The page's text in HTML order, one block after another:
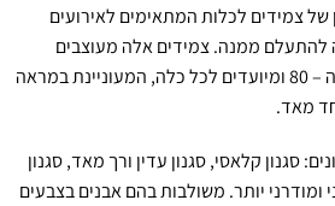
מציע מגוון של צמידים לכלות המתאימים לאירועים
להתעלם ממנה. צמידים אלה מעוצבים
בהשראת שנות ה – 70 ושנות ה – 80 ומיועדים לכל כלה, המעוניינת במראה
מאד.
סגנון קלאסי, סגנון עדין ורך מאד, סגנון
ומודרני יותר. משולבות בהם אבנים בצבעים